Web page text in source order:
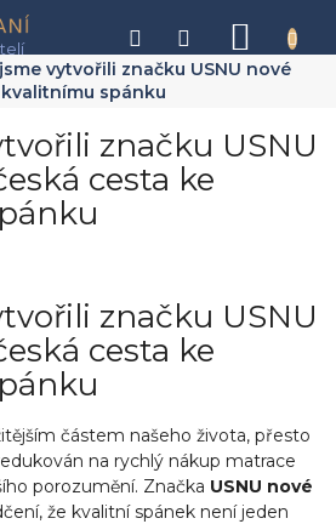
KOŠÍK
vytvořili značku USNU nové
spánku
značku USNU
cesta ke
značku USNU
cesta ke
částem našeho života, přesto
na rychlý nákup matrace
porozumění. Značka USNU nové
že kvalitní spánek není jeden